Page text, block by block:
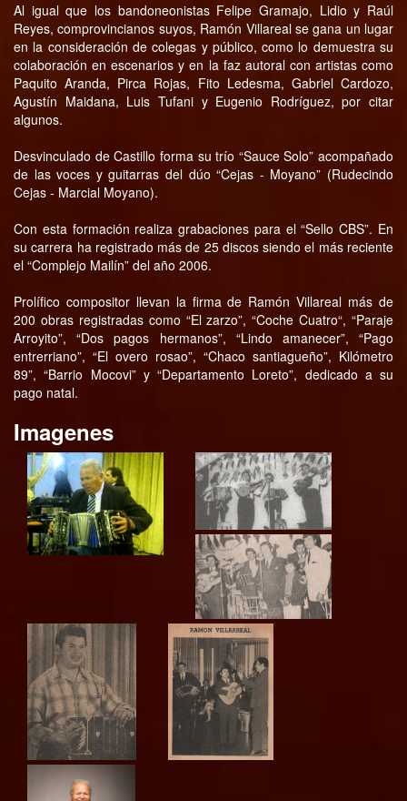
Al igual que los bandoneonistas Felipe Gramajo, Lidio y Raúl
Reyes, comprovincianos suyos, Ramón Villareal se gana un lugar
en la consideración de colegas y público, como lo demuestra su
colaboración en escenarios y en la faz autoral con artistas como
Paquito Aranda, Pirca Rojas, Fito Ledesma, Gabriel Cardozo,
Agustín Maidana, Luis Tufani y Eugenio Rodríguez, por citar
algunos.
Desvinculado de Castillo forma su trío “Sauce Solo” acompañado
de las voces y guitarras del dúo “Cejas - Moyano” (Rudecindo
Cejas - Marcial Moyano).
Con esta formación realiza grabaciones para el “Sello CBS”. En
su carrera ha registrado más de 25 discos siendo el más reciente
el “Complejo Mailín” del año 2006.
Prolífico compositor llevan la firma de Ramón Villareal más de
200 obras registradas como “El zarzo”, “Coche Cuatro“, “Paraje
Arroyito”, “Dos pagos hermanos”, “Lindo amanecer”, “Pago
entrerriano”, “El overo rosao”, “Chaco santiagueño”, Kilómetro
89”, “Barrio Mocovi” y “Departamento Loreto”, dedicado a su
pago natal.
Imagenes